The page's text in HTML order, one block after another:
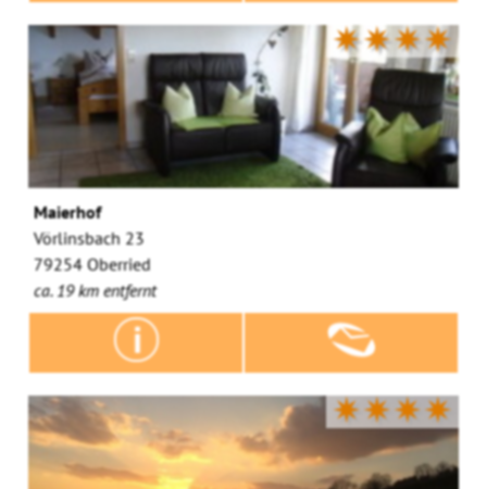
✷✷✷✷
Maierhof
Vörlinsbach 23
79254 Oberried
ca. 19 km entfernt
✷✷✷✷